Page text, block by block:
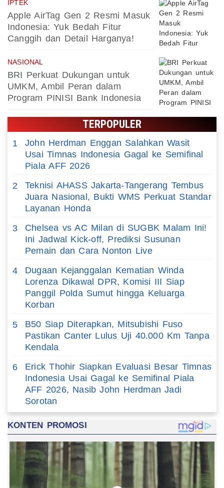
IPTEK
Apple AirTag Gen 2 Resmi Masuk
Indonesia: Yuk Bedah Fitur
Canggih dan Detail Harganya!
NASIONAL
BRI Perkuat Dukungan untuk
UMKM, Ambil Peran dalam
Program PINISI Bank Indonesia
TERPOPULER
1
John Herdman Enggan Salahkan Wasit
Usai Timnas Indonesia Gagal ke Semifinal
Piala AFF 2026
2
Teknisi AHASS Jakarta-Tangerang Tembus
Juara Nasional, Bukti WMS Perkuat Standar
Layanan Honda
3
Chelsea vs AC Milan di SUGBK Malam Ini!
Ini Jadwal Kick-off, Prediksi Susunan
Pemain dan Cara Nonton Live
4
Dugaan Kejanggalan Kematian Winda
Lorenza Dikawal DPR, Komisi III Siap
Panggil Polda Sumut hingga Keluarga
Korban
5
B50 Siap Diterapkan, Mitsubishi Fuso
Pastikan Canter Lulus Uji 40.000 Km Tanpa
Kendala
6
Erick Thohir Siapkan Evaluasi Besar Timnas
Indonesia Usai Gagal ke Semifinal Piala
AFF 2026, Nasib John Herdman Jadi
Sorotan